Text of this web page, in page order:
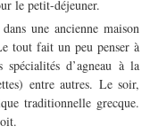
le petit-déjeuner.
une ancienne maison
tout fait un peu penser à
spécialités d’agneau à la
entre autres. Le soir,
traditionnelle grecque.